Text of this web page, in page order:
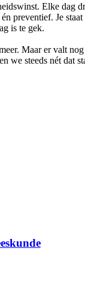
Elke dag
preventief. Je
is te gek.
Maar er valt
we steeds nét dat